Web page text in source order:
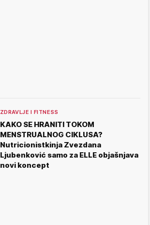
ZDRAVLJE I FITNESS
KAKO SE HRANITI TOKOM
MENSTRUALNOG CIKLUSA?
Nutricionistkinja Zvezdana
Ljubenković samo za ELLE objašnjava
novi koncept